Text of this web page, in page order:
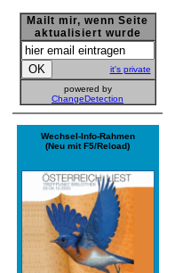
Mailt mir, wenn Seite
aktualisiert wurde
it's private
powered by
ChangeDetection
Wechsel-Info-Rahmen
(Neu mit F5/Reload)